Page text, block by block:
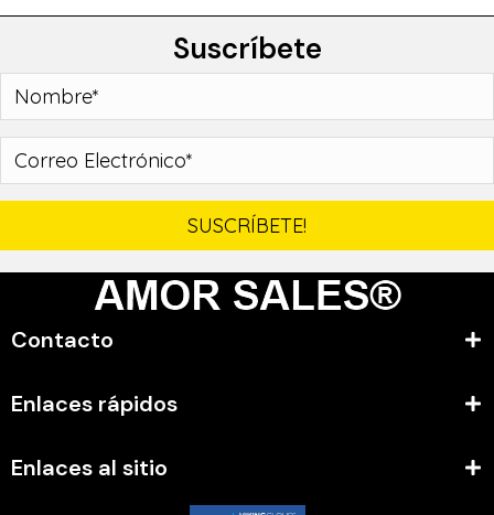
Suscríbete
SUSCRÍBETE!
Contacto
Enlaces rápidos
Enlaces al sitio